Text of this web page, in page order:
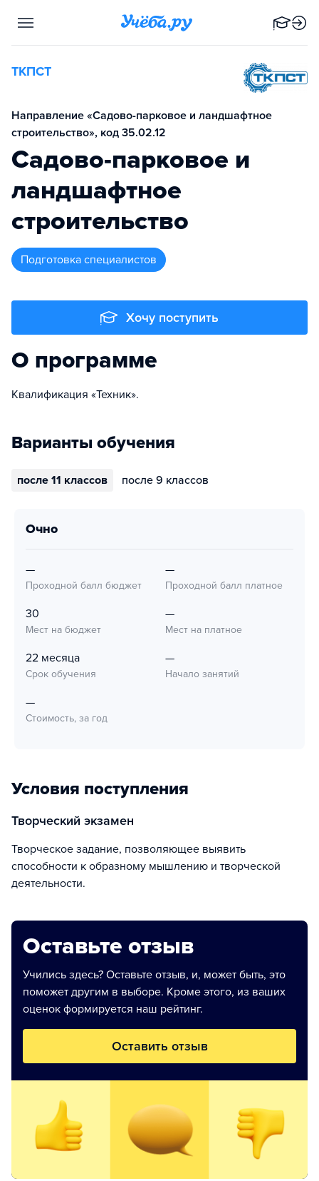
ТКПСТ
Направление «Садово-парковое и ландшафтное
строительство», код 35.02.12
Садово-парковое и
ландшафтное
строительство
подготовка специалистов
Хочу поступить
О программе
Квалификация «Техник».
Варианты обучения
после 11 классов после 9 классов
очно
—
Проходной балл бюджет
—
Проходной балл платное
30
Мест на бюджет
—
Мест на платное
22 месяца
Срок обучения
—
Начало занятий
—
Стоимость, за год
Условия поступления
творческий экзамен
Творческое задание, позволяющее выявить
способности к образному мышлению и творческой
деятельности.
Оставьте отзыв
Учились здесь? Оставьте отзыв, и, может быть, это
поможет другим в выборе. Кроме этого, из ваших
оценок формируется наш рейтинг.
Оставить отзыв